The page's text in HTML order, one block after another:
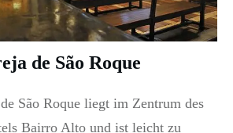
de São Roque
São Roque liegt im Zentrum des
Bairro Alto und ist leicht zu